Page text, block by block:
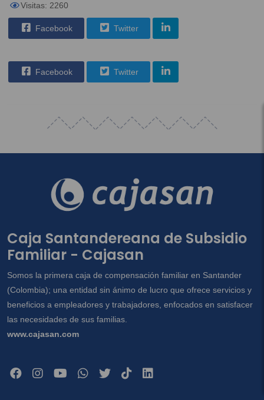
Visitas: 2260
Facebook Twitter
Facebook Twitter
Caja Santandereana de Subsidio
Familiar - Cajasan
Somos la primera caja de compensación familiar en Santander
(Colombia); una entidad sin ánimo de lucro que ofrece servicios y
beneficios a empleadores y trabajadores, enfocados en satisfacer
las necesidades de sus familias.
www.cajasan.com